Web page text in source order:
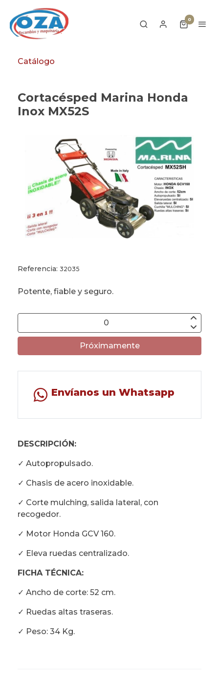
0
Catálogo
Cortacésped Marina Honda
Inox MX52S
Referencia: 32035
Potente, fiable y seguro.
Próximamente
Envíanos un Whatsapp
DESCRIPCIÓN:
✓ Autopropulsado.
✓ Chasis de acero inoxidable.
✓ Corte mulching, salida lateral, con
recogedor.
✓ Motor Honda GCV 160.
✓ Eleva ruedas centralizado.
FICHA TÉCNICA:
✓ Ancho de corte: 52 cm.
✓ Ruedas altas traseras.
✓ Peso: 34 Kg.